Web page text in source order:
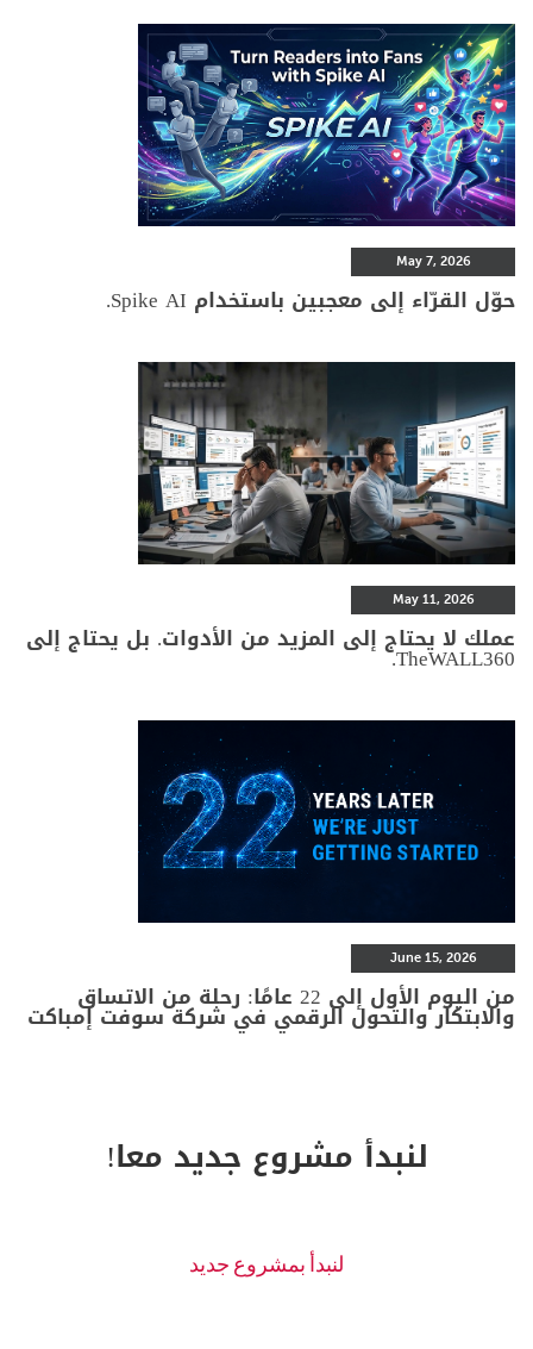
May 7, 2026
حوّل القرّاء إلى معجبين باستخدام Spike AI.
May 11, 2026
عملك لا يحتاج إلى المزيد من الأدوات. بل يحتاج إلى
TheWALL360.
June 15, 2026
من اليوم الأول إلى 22 عامًا: رحلة من الاتساق
والابتكار والتحول الرقمي في شركة سوفت إمباكت
لنبدأ مشروع جديد معا!